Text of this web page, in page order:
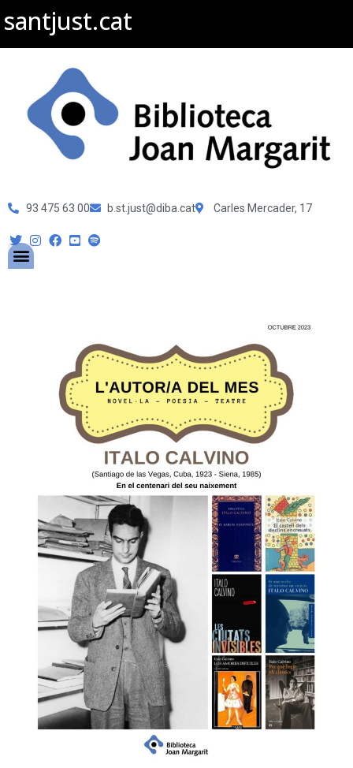
santjust.cat
93 475 63 00 b.st.just@diba.cat Carles Mercader, 17